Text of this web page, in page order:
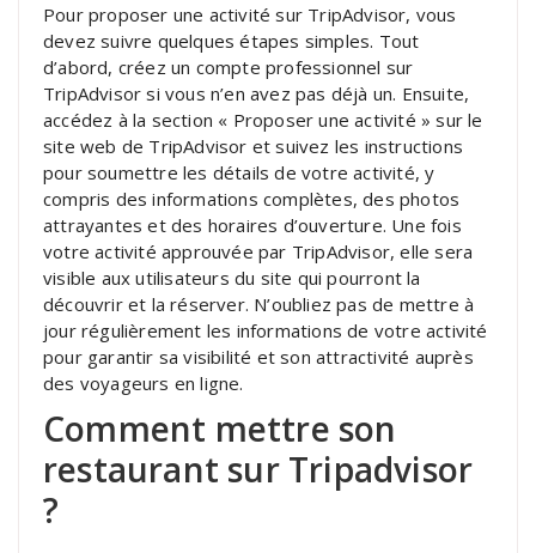
Pour proposer une activité sur TripAdvisor, vous
devez suivre quelques étapes simples. Tout
d’abord, créez un compte professionnel sur
TripAdvisor si vous n’en avez pas déjà un. Ensuite,
accédez à la section « Proposer une activité » sur le
site web de TripAdvisor et suivez les instructions
pour soumettre les détails de votre activité, y
compris des informations complètes, des photos
attrayantes et des horaires d’ouverture. Une fois
votre activité approuvée par TripAdvisor, elle sera
visible aux utilisateurs du site qui pourront la
découvrir et la réserver. N’oubliez pas de mettre à
jour régulièrement les informations de votre activité
pour garantir sa visibilité et son attractivité auprès
des voyageurs en ligne.
Comment mettre son
restaurant sur Tripadvisor
?